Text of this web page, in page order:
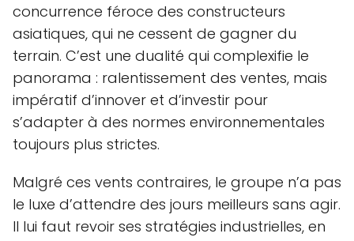
concurrence féroce des constructeurs
asiatiques, qui ne cessent de gagner du
terrain. C’est une dualité qui complexifie le
panorama : ralentissement des ventes, mais
impératif d’innover et d’investir pour
s’adapter à des normes environnementales
toujours plus strictes.
Malgré ces vents contraires, le groupe n’a pas
le luxe d’attendre des jours meilleurs sans agir.
Il lui faut revoir ses stratégies industrielles, en